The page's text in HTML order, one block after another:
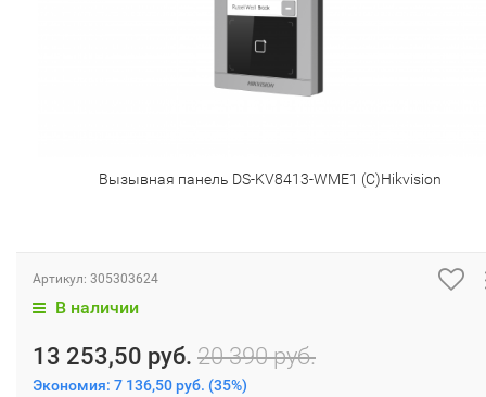
Вызывная панель DS-KV8413-WME1 (C)Hikvision
Артикул: 305303624
В наличии
13 253,50 руб. 20 390 руб.
Экономия: 7 136,50 руб. (35%)